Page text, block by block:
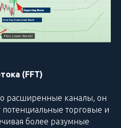
(FFT)
расширенные каналы, он
потенциальные торговые и
более разумные